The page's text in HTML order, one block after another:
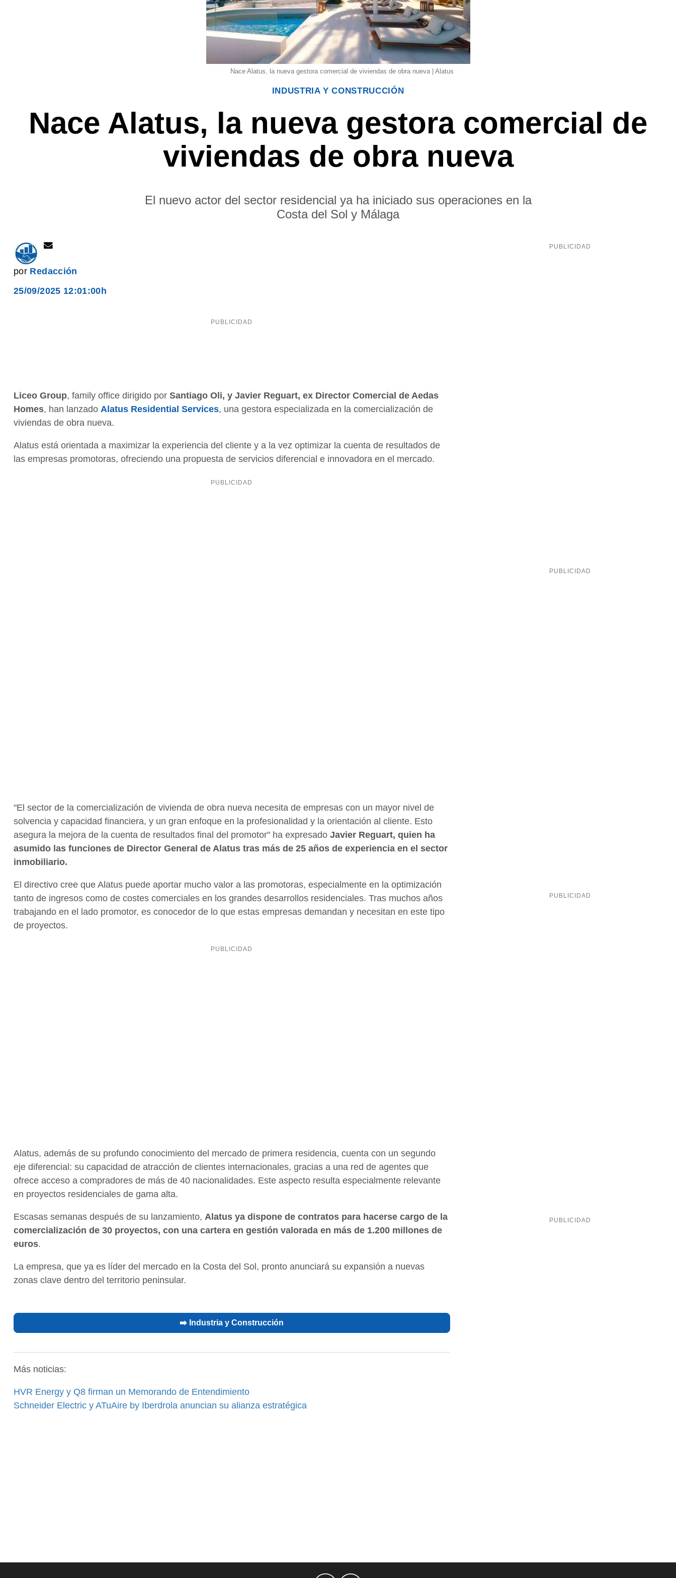
Nace Alatus, la nueva gestora comercial de viviendas de obra nueva | Alatus
INDUSTRIA Y CONSTRUCCIÓN
Nace Alatus, la nueva gestora comercial de
viviendas de obra nueva
El nuevo actor del sector residencial ya ha iniciado sus operaciones en la
Costa del Sol y Málaga
por Redacción
25/09/2025 12:01:00h
Liceo Group, family office dirigido por Santiago Oli, y Javier Reguart, ex Director Comercial de Aedas
Homes, han lanzado Alatus Residential Services, una gestora especializada en la comercialización de
viviendas de obra nueva.
Alatus está orientada a maximizar la experiencia del cliente y a la vez optimizar la cuenta de resultados de
las empresas promotoras, ofreciendo una propuesta de servicios diferencial e innovadora en el mercado.
"El sector de la comercialización de vivienda de obra nueva necesita de empresas con un mayor nivel de
solvencia y capacidad financiera, y un gran enfoque en la profesionalidad y la orientación al cliente. Esto
asegura la mejora de la cuenta de resultados final del promotor" ha expresado Javier Reguart, quien ha
asumido las funciones de Director General de Alatus tras más de 25 años de experiencia en el sector
inmobiliario.
El directivo cree que Alatus puede aportar mucho valor a las promotoras, especialmente en la optimización
tanto de ingresos como de costes comerciales en los grandes desarrollos residenciales. Tras muchos años
trabajando en el lado promotor, es conocedor de lo que estas empresas demandan y necesitan en este tipo
de proyectos.
Alatus, además de su profundo conocimiento del mercado de primera residencia, cuenta con un segundo
eje diferencial: su capacidad de atracción de clientes internacionales, gracias a una red de agentes que
ofrece acceso a compradores de más de 40 nacionalidades. Este aspecto resulta especialmente relevante
en proyectos residenciales de gama alta.
Escasas semanas después de su lanzamiento, Alatus ya dispone de contratos para hacerse cargo de la
comercialización de 30 proyectos, con una cartera en gestión valorada en más de 1.200 millones de
euros.
La empresa, que ya es líder del mercado en la Costa del Sol, pronto anunciará su expansión a nuevas
zonas clave dentro del territorio peninsular.
➡️ Industria y Construcción
Más noticias:
HVR Energy y Q8 firman un Memorando de Entendimiento
Schneider Electric y ATuAire by Iberdrola anuncian su alianza estratégica